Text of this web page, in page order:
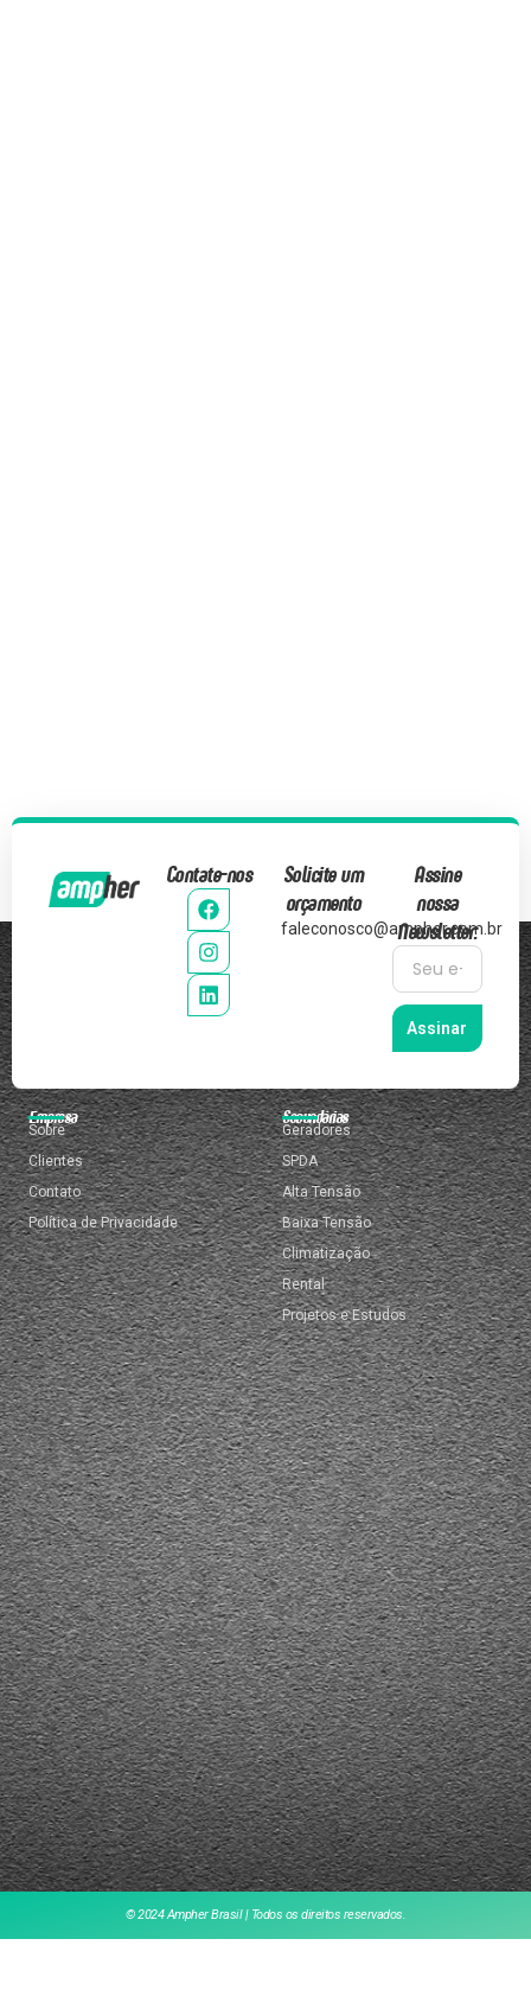
Contate-nos
Solicite um
orçamento
faleconosco@ampher.com.br
Assine
nossa
Newsletter:
Assinar
Empresa
Sobre
Clientes
Contato
Política de Privacidade
Secundárias
Geradores
SPDA
Alta Tensão
Baixa Tensão
Climatização
Rental
Projetos e Estudos
© 2024 Ampher Brasil | Todos os direitos reservados.